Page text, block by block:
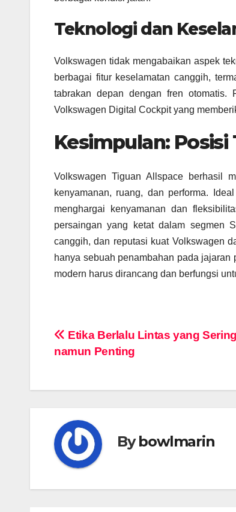
Teknologi dan
Volkswagen tidak mengabaikan aspek
berbagai fitur keselamatan canggih,
tabrakan depan dengan fren otomatis.
Volkswagen Digital Cockpit yang
Kesimpulan: Posisi
Volkswagen Tiguan Allspace berhasil
kenyamanan, ruang, dan performa.
menghargai kenyamanan dan
persaingan yang ketat dalam segmen
canggih, dan reputasi kuat Volkswagen
hanya sebuah penambahan pada
modern harus dirancang dan berfungsi
Navigasi
Etika Berlalu Lintas yang
namun Penting
Bybowlmarin